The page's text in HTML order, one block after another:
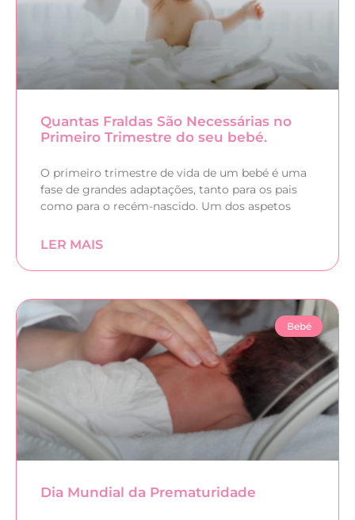
Quantas Fraldas São Necessárias no
Primeiro Trimestre do seu bebé.
O primeiro trimestre de vida de um bebé é uma
fase de grandes adaptações, tanto para os pais
como para o recém-nascido. Um dos aspetos
LER MAIS
Bebé
Dia Mundial da Prematuridade